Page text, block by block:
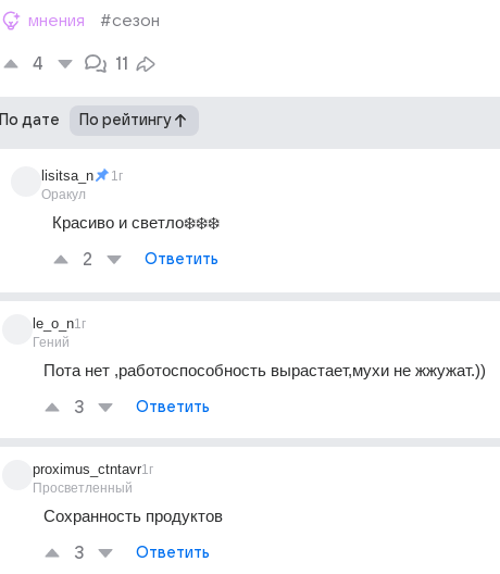
мнения #сезон
4 11
По дате По рейтингу
lisitsa_n
Оракул
1г
Красиво и светло❄️❄️❄️
2 Ответить
le_o_n
Гений
1г
Пота нет ,работоспособность вырастает,мухи не жжужат.))
3 Ответить
proximus_ctntavr
Просветленный
1г
Сохранность продуктов
3 Ответить